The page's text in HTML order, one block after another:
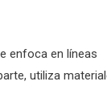
enfoca en líneas
utiliza